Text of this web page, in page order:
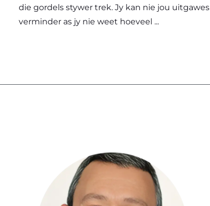
die gordels stywer trek. Jy kan nie jou uitgawes
verminder as jy nie weet hoeveel ...